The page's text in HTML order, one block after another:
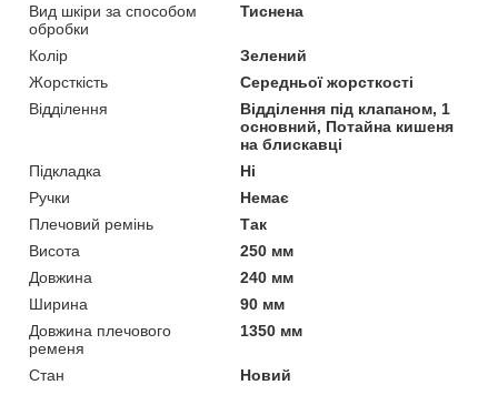
Вид шкіри за способом
обробки
Тиснена
Колір
Зелений
Жорсткість
Середньої жорсткості
Відділення
Відділення під клапаном, 1
основний, Потайна кишеня
на блискавці
Підкладка
Ні
Ручки
Немає
Плечовий ремінь
Так
Висота
250 мм
Довжина
240 мм
Ширина
90 мм
Довжина плечового
ременя
1350 мм
Стан Новий